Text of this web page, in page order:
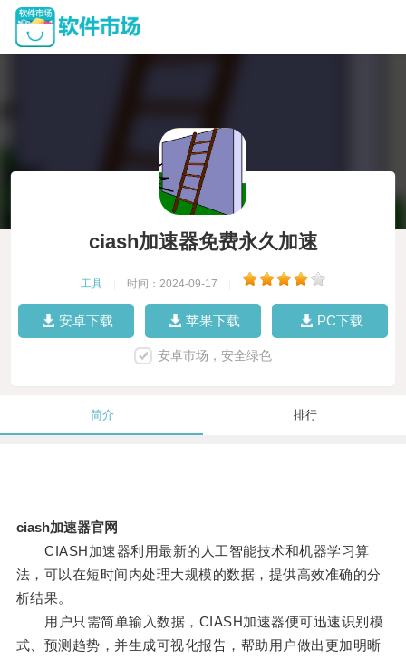
ciash加速器免费永久加速
工具 时间：2024-09-17
安卓下载 苹果下载 PC下载
安卓市场，安全绿色
简介 排行
ciash加速器官网
CIASH加速器利用最新的人工智能技术和机器学习算
法，可以在短时间内处理大规模的数据，提供高效准确的分
析结果。
用户只需简单输入数据，CIASH加速器便可迅速识别模
式、预测趋势，并生成可视化报告，帮助用户做出更加明晰